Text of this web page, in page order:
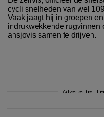
cycli snelheden van wel
Vaak jaagt hij in groepen
indrukwekkende rugvinnen
ansjovis samen te drijven.
Advertentie -